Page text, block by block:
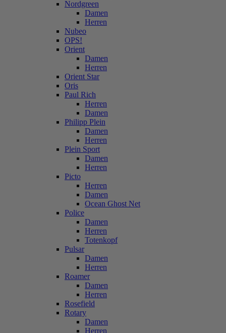
Nordgreen
Damen
Herren
Nubeo
OPS!
Orient
Damen
Herren
Orient Star
Oris
Paul Rich
Herren
Damen
Philipp Plein
Damen
Herren
Plein Sport
Damen
Herren
Picto
Herren
Damen
Ocean Ghost Net
Police
Damen
Herren
Totenkopf
Pulsar
Damen
Herren
Roamer
Damen
Herren
Rosefield
Rotary
Damen
Herren